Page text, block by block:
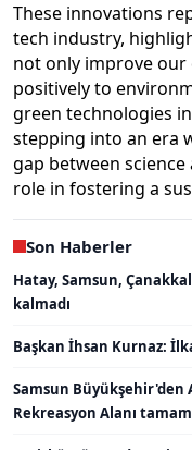
These innovations
tech industry,
not only improve
positively to
green technologies
stepping into an era
gap between
role in fostering a
Son Haberler
Hatay, Samsun,
kalmadı
Başkan İhsan Kurnaz:
Samsun Büyükşehir'den
Rekreasyon Alanı